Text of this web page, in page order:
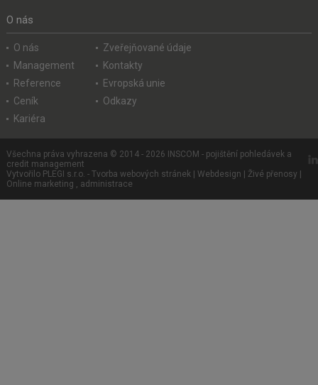
O nás
O nás
Management
Reference
Ceník
Kariéra
Zveřejňované údaje
Kontakty
Evropská unie
Odkazy
Všechna práva vyhrazena © 2014 - 2026 INSCOM - pojištění pohledávek a
credit management
Vytvořilo PLEGI s.r.o. - Tvorba webových stránek | Webdesign | Živé přenosy |
Online marketing
administrace